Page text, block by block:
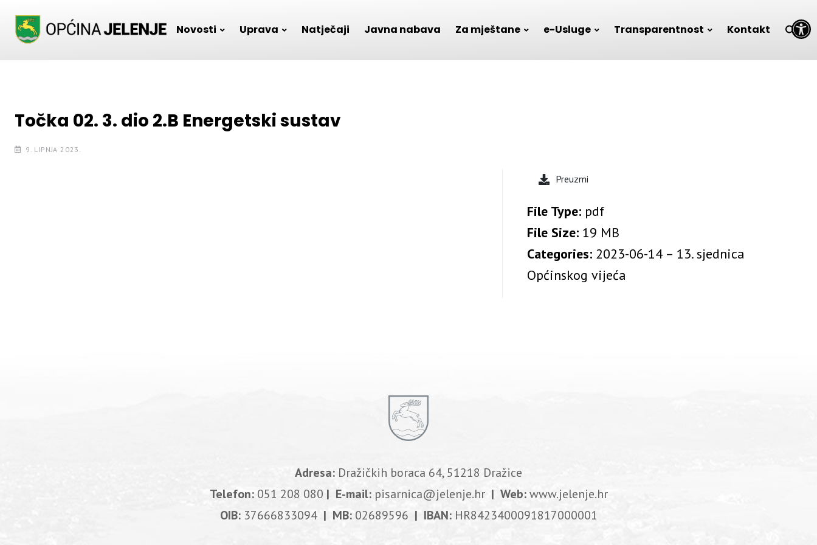
Open toolbar
Novosti Uprava Natječaji Javna nabava Za mještane e-Usluge Transparentnost Kontakt
Točka 02. 3. dio 2.B Energetski sustav
9. LIPNJA 2023.
Preuzmi
File Type: pdf
File Size: 19 MB
Categories: 2023-06-14 – 13. sjednica
Općinskog vijeća
Adresa: Dražičkih boraca 64, 51218 Dražice
Telefon: 051 208 080 | E-mail: pisarnica@jelenje.hr| Web:www.jelenje.hr
OIB: 37666833094| MB: 02689596 | IBAN: HR8423400091817000001